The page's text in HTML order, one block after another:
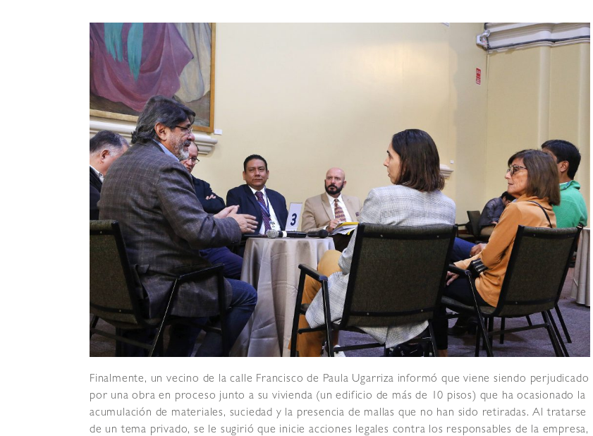
Finalmente, un vecino de la calle Francisco de Paula Ugarriza informó que viene siendo perjudicado
por una obra en proceso junto a su vivienda (un edificio de más de 10 pisos) que ha ocasionado la
acumulación de materiales, suciedad y la presencia de mallas que no han sido retiradas. Al tratarse
de un tema privado, se le sugirió que inicie acciones legales contra los responsables de la empresa,